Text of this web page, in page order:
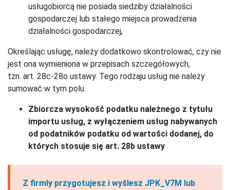
usługobiorcą nie posiada siedziby działalności
gospodarczej lub stałego miejsca prowadzenia
działalności gospodarczej,
Określając usługę, należy dodatkowo skontrolować, czy nie
jest ona wymieniona w przepisach szczegółowych,
tzn. art. 28c-28o ustawy. Tego rodzaju usług nie należy
sumować w tym polu.
Zbiorcza wysokość podatku należnego z tytułu
importu usług, z wyłączeniem usług nabywanych
od podatników podatku od wartości dodanej, do
których stosuje się art. 28b ustawy
Z firmly przygotujesz i wyślesz JPK_V7M lub